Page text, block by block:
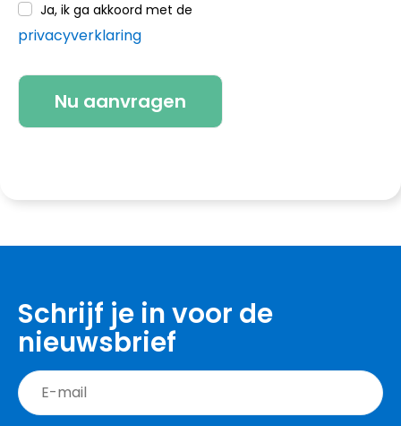
Ja, ik ga akkoord met de
privacyverklaring
Schrijf je in voor de
nieuwsbrief